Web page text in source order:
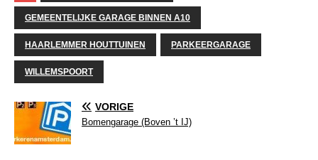
GEMEENTELIJKE GARAGE BINNEN A10
HAARLEMMER HOUTTUINEN PARKEERGARAGE
WILLEMSPOORT
VORIGE
Bomengarage (Boven ’t IJ)